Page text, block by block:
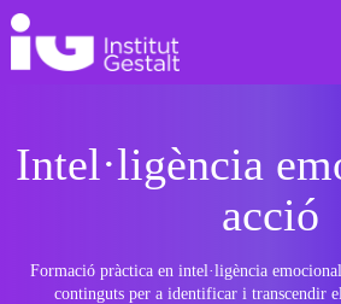
Skip
to
content
ÀREA DE CONSTEL·LACIONS
ÀREA DE CONSTEL·LACIONS
PROCESSOS DE COACHING
SUPERVISIONS I PRÀCTIQUES
EQUIP DOCENT I TERAPÈUTIC
Intel·ligència
acció
Formació pràctica en intel·ligència
continguts per a identificar i transcendir